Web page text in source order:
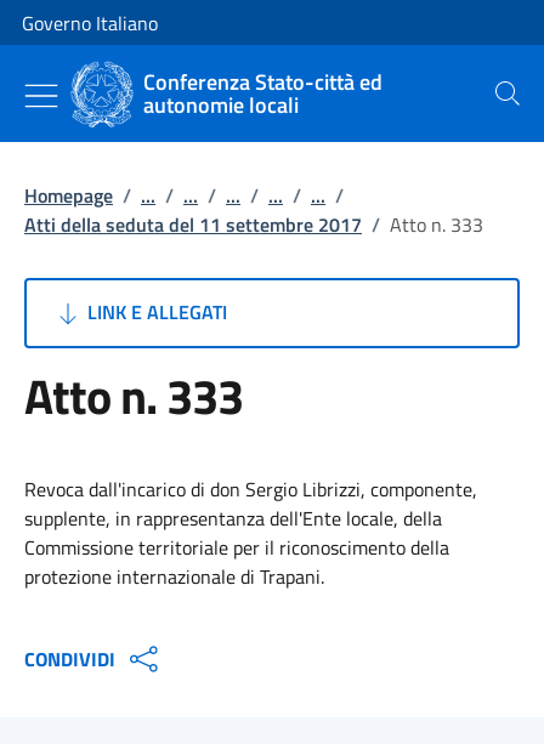
Vai al contenuto
Vai alla navigazione del sito
Governo Italiano
Conferenza Stato-città ed
autonomie locali Cerca
Homepage / ... / ... / ... / ... / ... /
Atti della seduta del 11 settembre 2017 / Atto n. 333
LINK E ALLEGATI
Atto n. 333
Revoca dall'incarico di don Sergio Librizzi, componente,
supplente, in rappresentanza dell'Ente locale, della
Commissione territoriale per il riconoscimento della
protezione internazionale di Trapani.
CONDIVIDI